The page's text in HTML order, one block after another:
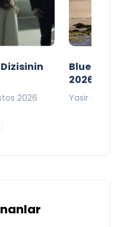
2026
Blue
2026
Yasir Baba